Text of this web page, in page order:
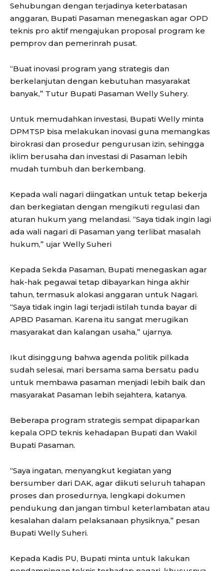
Sehubungan dengan terjadinya keterbatasan
anggaran, Bupati Pasaman menegaskan agar OPD
teknis pro aktif mengajukan proposal program ke
pemprov dan pemerinrah pusat.
“Buat inovasi program yang strategis dan
berkelanjutan dengan kebutuhan masyarakat
banyak,” Tutur Bupati Pasaman Welly Suhery.
Untuk memudahkan investasi, Bupati Welly minta
DPMTSP bisa melakukan inovasi guna memangkas
birokrasi dan prosedur pengurusan izin, sehingga
iklim berusaha dan investasi di Pasaman lebih
mudah tumbuh dan berkembang.
Kepada wali nagari diingatkan untuk tetap bekerja
dan berkegiatan dengan mengikuti regulasi dan
aturan hukum yang melandasi. “Saya tidak ingin lagi
ada wali nagari di Pasaman yang terlibat masalah
hukum,” ujar Welly Suheri
Kepada Sekda Pasaman, Bupati menegaskan agar
hak-hak pegawai tetap dibayarkan hinga akhir
tahun, termasuk alokasi anggaran untuk Nagari.
“Saya tidak ingin lagi terjadi istilah tunda bayar di
APBD Pasaman. Karena itu sangat merugikan
masyarakat dan kalangan usaha,” ujarnya.
Ikut disinggung bahwa agenda politik pilkada
sudah selesai, mari bersama sama bersatu padu
untuk membawa pasaman menjadi lebih baik dan
masyarakat Pasaman lebih sejahtera, katanya.
Beberapa program strategis sempat dipaparkan
kepala OPD teknis kehadapan Bupati dan Wakil
Bupati Pasaman.
“Saya ingatan, menyangkut kegiatan yang
bersumber dari DAK, agar diikuti seluruh tahapan
proses dan prosedurnya, lengkapi dokumen
pendukung dan jangan timbul keterlambatan atau
kesalahan dalam pelaksanaan physiknya,” pesan
Bupati Welly Suheri.
Kepada Kadis PU, Bupati minta untuk lakukan